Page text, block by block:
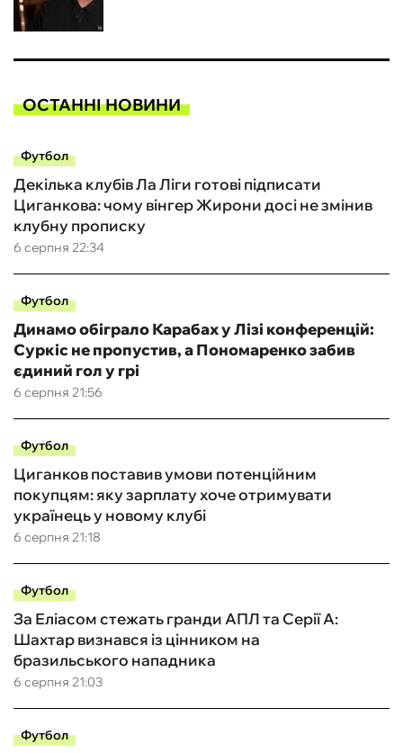
ОСТАННІ НОВИНИ
Футбол
6 серпня 22:34
Декілька клубів Ла Ліги готові підписати
Циганкова: чому вінгер Жирони досі не змінив
клубну прописку
Футбол
6 серпня 21:56
Динамо обіграло Карабах у Лізі конференцій:
Суркіс не пропустив, а Пономаренко забив
єдиний гол у грі
Футбол
6 серпня 21:18
Циганков поставив умови потенційним
покупцям: яку зарплату хоче отримувати
українець у новому клубі
Футбол
6 серпня 21:03
За Еліасом стежать гранди АПЛ та Серії А:
Шахтар визнався із цінником на
бразильського нападника
Футбол